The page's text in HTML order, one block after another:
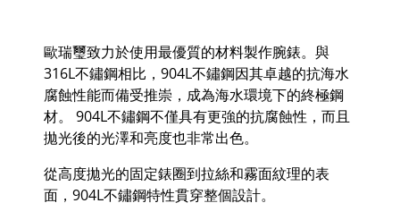
歐瑞璽致力於使用最優質的材料製作腕錶。與
316L不鏽鋼相比， 904L不鏽鋼因其卓越的抗海水
腐蝕性能而備受推崇，成為海水環境下的終極鋼
材。
904L不鏽鋼不僅具有更強的抗腐蝕性，而且
拋光後的光澤和亮度也非常出色。
從高度拋光的固定錶圈到拉絲和霧面紋理的表
面， 904L不鏽鋼特性貫穿整個設計。